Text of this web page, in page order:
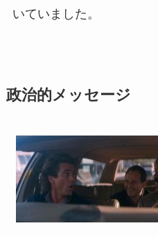
いていました。
政治的メッセージ